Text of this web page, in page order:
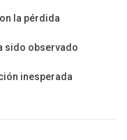
la pérdida
sido observado
inesperada